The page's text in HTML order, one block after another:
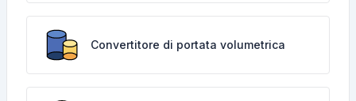
Convertitore di portata volumetrica